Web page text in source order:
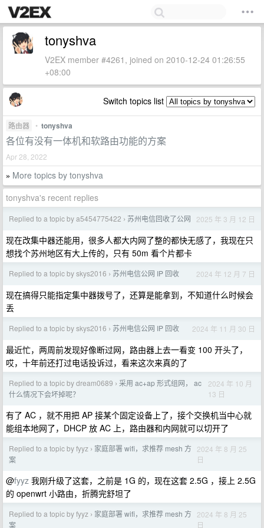
tonyshva
V2EX member #4261, joined on 2010-12-24 01:26:55
+08:00
Switch topics list
路由器 • tonyshva
各位有没有一体机和软路由功能的方案
Apr 28, 2022
» More topics by tonyshva
tonyshva's recent replies
Replied to a topic by a5454775422 › 苏州电信回收了公网 2025 年 3 月 12 日
现在改集中器还能用，很多人都大内网了整的都快无感了，我现在只
想找个苏州地区有大上传的，只有 50m 看个片都卡
Replied to a topic by skys2016 › 苏州电信公网 IP 回收 2024 年 12 月 7 日
现在搞得只能指定集中器拨号了，还算是能拿到，不知道什么时候会
丢
Replied to a topic by skys2016 › 苏州电信公网 IP 回收 2024 年 11 月 30 日
最近忙，两周前发现好像断过网，路由器上去一看变 100 开头了，
哎，十年前还打过电话投诉过，看来这次来真的了
Replied to a topic by dream0689 › 采用 ac+ap 形式组网， ac
什么情况下会坏掉呢？
2024 年 10 月
13 日
有了 AC ，就不用把 AP 接某个固定设备上了，接个交换机当中心就
能组本地网了，DHCP 放 AC 上，路由器和内网就可以切开了
Replied to a topic by fyyz › 家庭部署 wifi，求推荐 mesh 方
案
2024 年 8 月 25
日
@fyyz 我刚升级了这套，之前是 1G 的，现在这套 2.5G ，接上 2.5G
的 openwrt 小路由，折腾完舒坦了
Replied to a topic by fyyz › 家庭部署 wifi，求推荐 mesh 方
案
2024 年 8 月 25
日